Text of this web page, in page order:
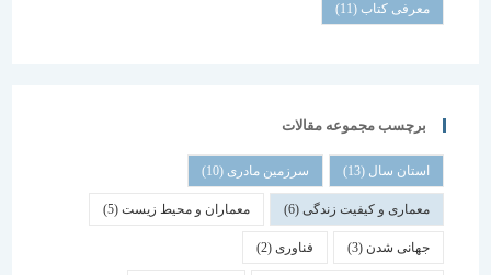
معرفی کتاب(11)
برچسب مجموعه مقالات
استان سال(13) سرزمین مادری(10)
معماری و کیفیت زندگی(6) معماران و محیط زیست(5)
جهانی شدن(3) فناوری (2)